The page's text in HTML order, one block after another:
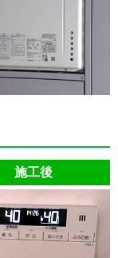
施工後